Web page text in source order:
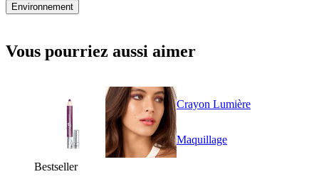
Environnement
Vous pourriez aussi aimer
Bestseller
Crayon Lumière
Maquillage